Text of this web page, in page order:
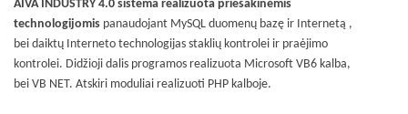
AIVA INDUSTRY 4.0 sistema realizuota priešakinėmis
technologijomis panaudojant MySQL duomenų bazę ir Internetą ,
bei daiktų Interneto technologijas staklių kontrolei ir praėjimo
kontrolei. Didžioji dalis programos realizuota Microsoft VB6 kalba,
bei VB NET. Atskiri moduliai realizuoti PHP kalboje.